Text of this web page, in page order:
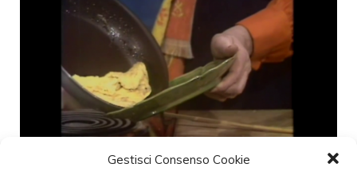
Gestisci Consenso Cookie